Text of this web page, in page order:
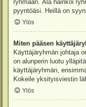
ryhmään. Älä häiriköi
pyyntöäsi. Heillä on
Ylös
Miten pääsen
Käyttäjäryhmän johtaja
on alunperin luotu
käyttäjäryhmän,
Kokeile yksityisviestin
Ylös